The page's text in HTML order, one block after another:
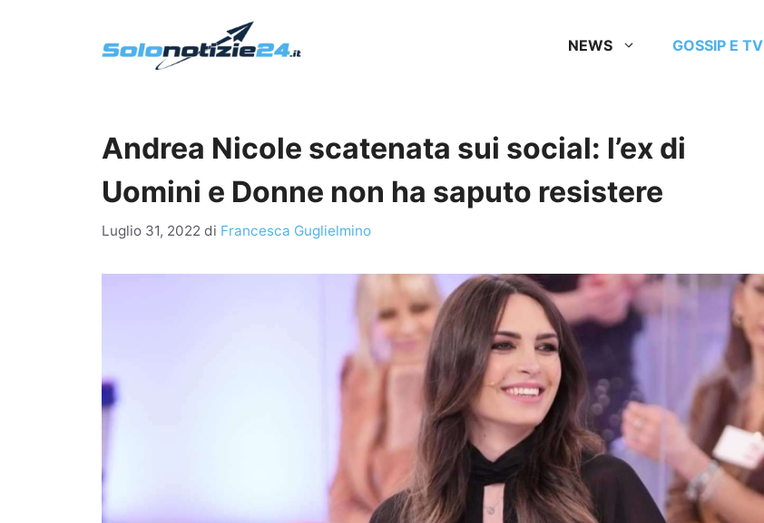
NEWS GOSSIP E TV
Andrea Nicole scatenata sui social: l’ex di
Uomini e Donne non ha saputo resistere
Luglio 31, 2022 di Francesca Guglielmino